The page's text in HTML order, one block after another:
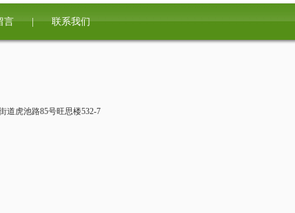
言 | 联系我们
虎池路85号旺思楼532-7